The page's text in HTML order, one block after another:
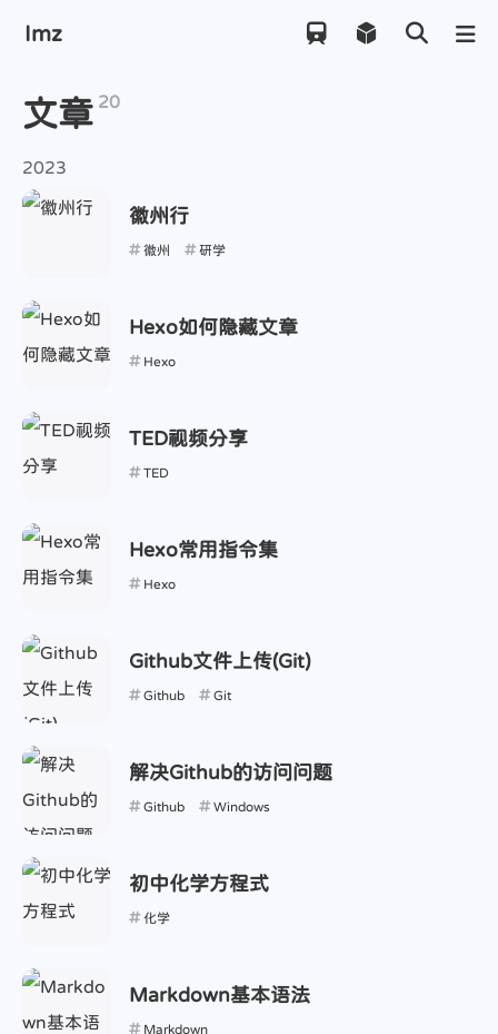
Imz
文章 20
2023
徽州行
徽州 研学
Hexo如何隐藏文章
Hexo
TED视频分享
TED
Hexo常用指令集
Hexo
Github文件上传(Git)
Github Git
解决Github的访问问题
Github Windows
初中化学方程式
化学
Markdown基本语法
Markdown